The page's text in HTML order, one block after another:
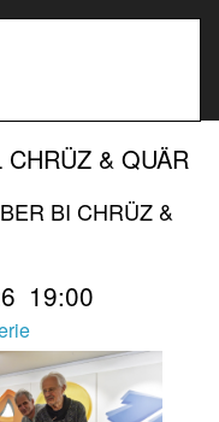
CHRÜZ & QUÄR
BI CHRÜZ &
19:00